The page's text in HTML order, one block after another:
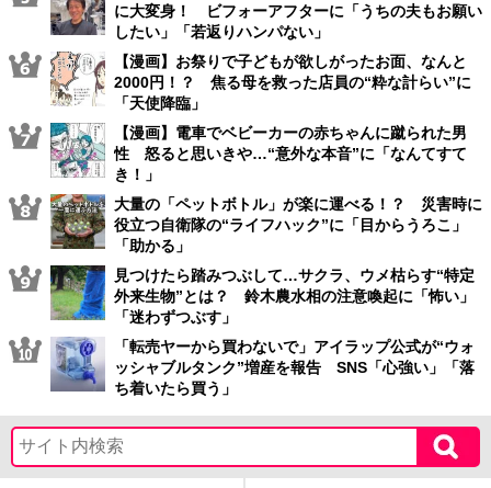
に大変身！ ビフォーアフターに「うちの夫もお願い
したい」「若返りハンパない」
【漫画】お祭りで子どもが欲しがったお面、なんと
2000円！？ 焦る母を救った店員の“粋な計らい”に
「天使降臨」
【漫画】電車でベビーカーの赤ちゃんに蹴られた男
性 怒ると思いきや…“意外な本音”に「なんてすて
き！」
大量の「ペットボトル」が楽に運べる！？ 災害時に
役立つ自衛隊の“ライフハック”に「目からうろこ」
「助かる」
見つけたら踏みつぶして…サクラ、ウメ枯らす“特定
外来生物”とは？ 鈴木農水相の注意喚起に「怖い」
「迷わずつぶす」
「転売ヤーから買わないで」アイラップ公式が“ウォ
ッシャブルタンク”増産を報告 SNS「心強い」「落
ち着いたら買う」